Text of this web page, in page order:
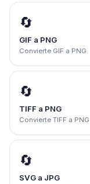
🔄
GIF a PNG
Convierte GIF a PNG
🔄
TIFF a PNG
Convierte TIFF a PNG
🔄
SVG a JPG